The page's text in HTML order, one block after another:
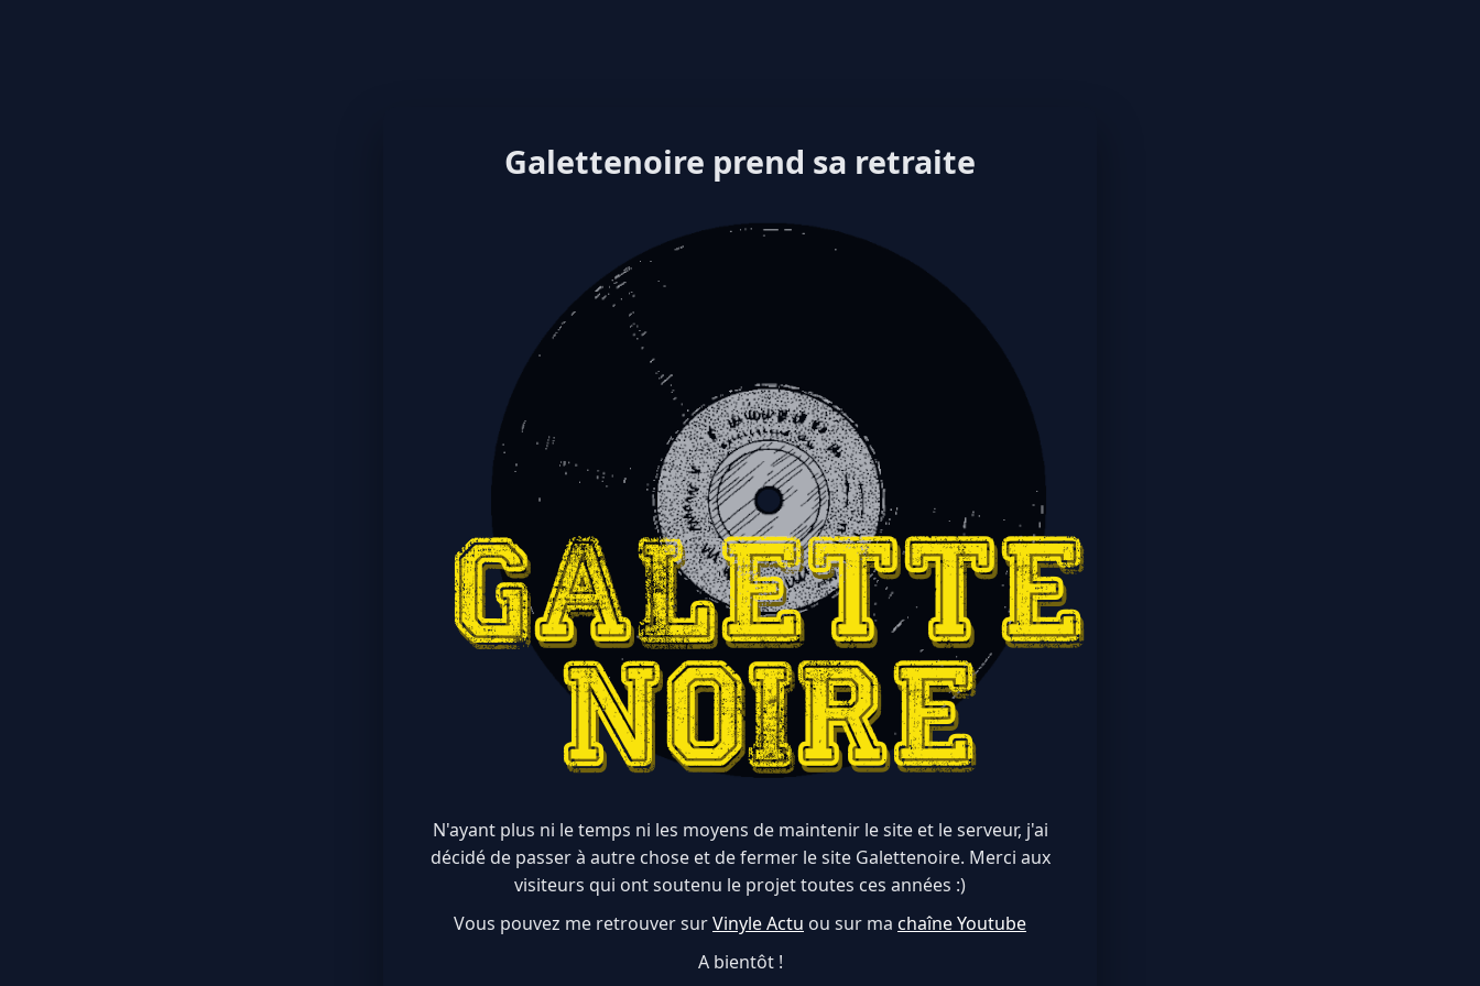
Galettenoire prend sa retraite
N'ayant plus ni le temps ni les moyens de maintenir le site et le serveur, j'ai
décidé de passer à autre chose et de fermer le site Galettenoire. Merci aux
visiteurs qui ont soutenu le projet toutes ces années :)
Vous pouvez me retrouver surVinyle Actu ou sur ma chaîne Youtube
A bientôt !